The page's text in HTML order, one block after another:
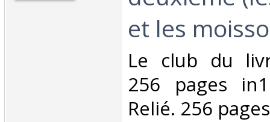
et les
‎Le club du
256 pages
Relié. 256